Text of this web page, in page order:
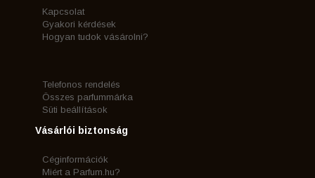
Kapcsolat
Gyakori kérdések
Hogyan tudok vásárolni?
Telefonos rendelés
Összes parfummárka
Süti beállítások
Vásárlói biztonság
Céginformációk
Miért a Parfum.hu?